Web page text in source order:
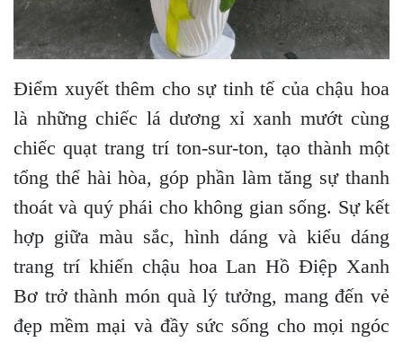
Điểm xuyết thêm cho sự tinh tế của chậu hoa
là những chiếc lá dương xỉ xanh mướt cùng
chiếc quạt trang trí ton-sur-ton, tạo thành một
tổng thể hài hòa, góp phần làm tăng sự thanh
thoát và quý phái cho không gian sống. Sự kết
hợp giữa màu sắc, hình dáng và kiểu dáng
trang trí khiến chậu hoa Lan Hồ Điệp Xanh
Bơ trở thành món quà lý tưởng, mang đến vẻ
đẹp mềm mại và đầy sức sống cho mọi ngóc